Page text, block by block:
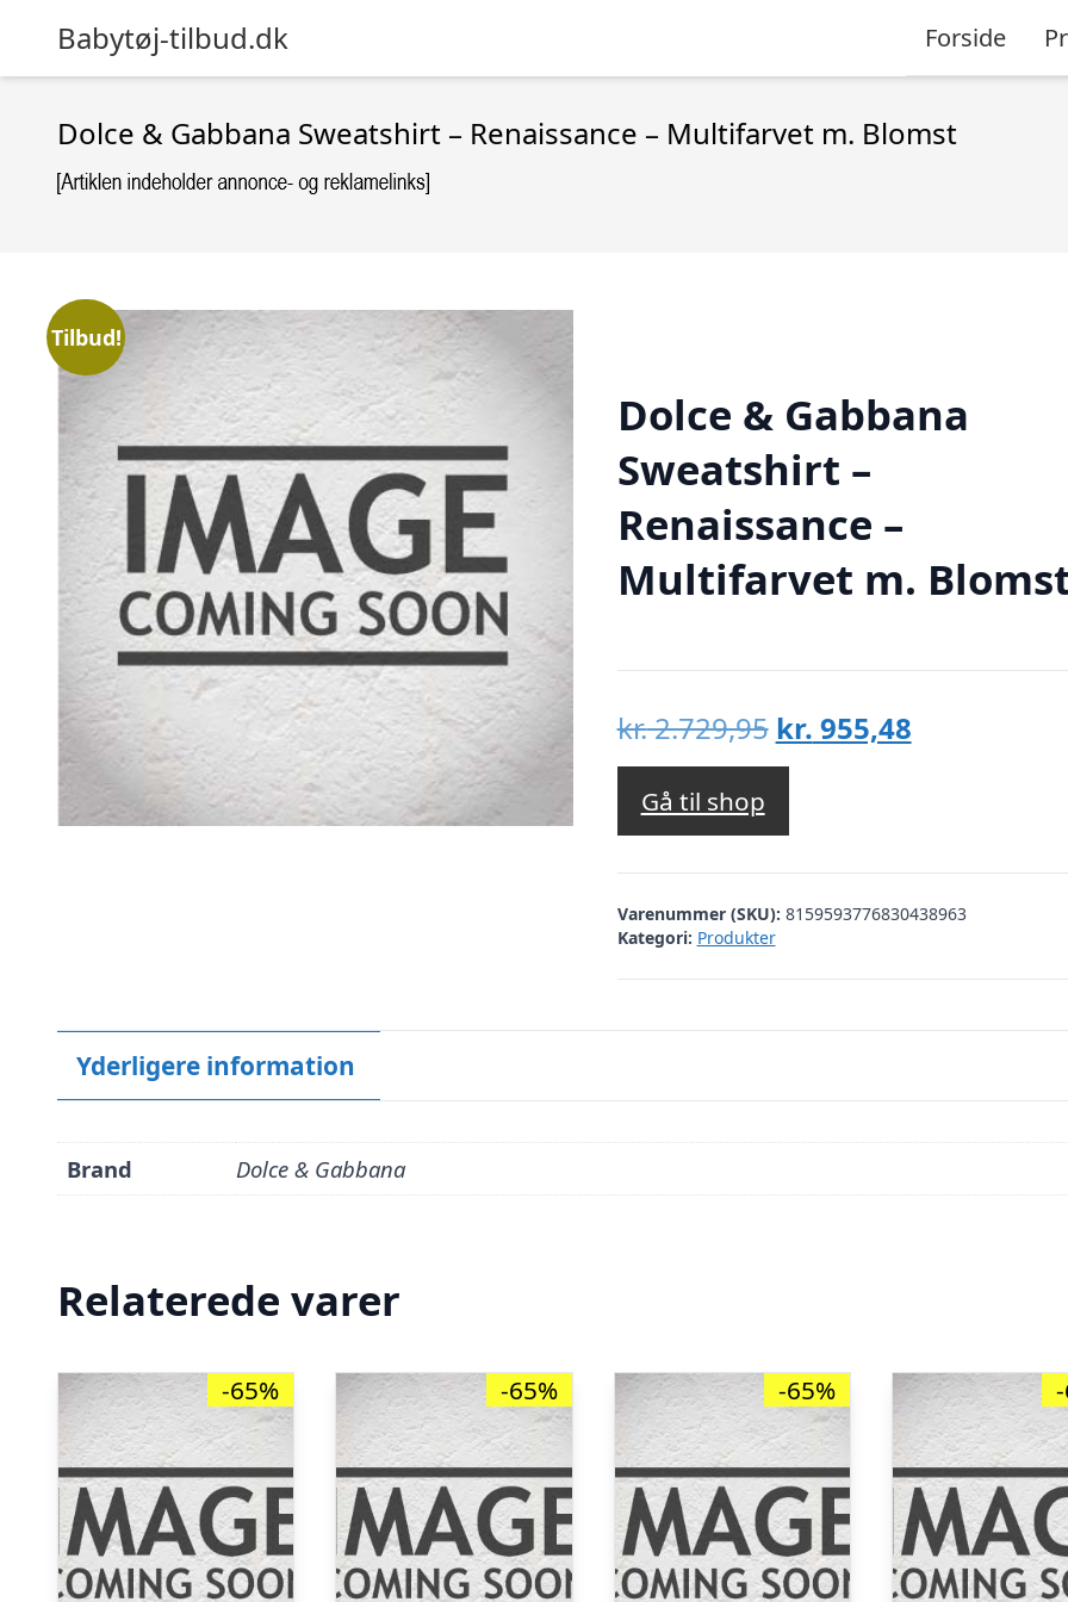
Babytøj-tilbud.dk Forside
Dolce & Gabbana Sweatshirt – Renaissance – Multifarvet m. Blomst
Tilbud!
Dolce & Gabbana
Sweatshirt –
Renaissance –
Multifarvet m.
kr.2.729,95 Den
oprindelige
var:
kr. 2.729,95.
kr. 955,48Den
kr. 955,48.
Gå til shop
Varenummer (SKU): 8159593776830438963
Kategori: Produkter
Yderligere information
Brand Dolce & Gabbana
Relaterede varer
-65% -65% -65%